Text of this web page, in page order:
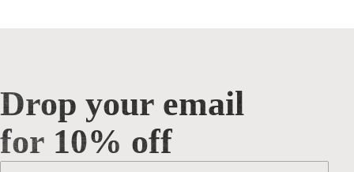
Drop your email for 10% off
Drop your email
for 10% off